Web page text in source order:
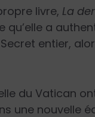
livre, La
a
entier,
du Vatican
une nouvelle